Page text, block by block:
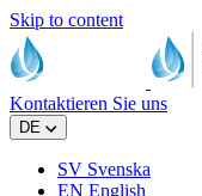
Skip to content
Kontaktieren Sie uns
DE
SV Svenska
EN English